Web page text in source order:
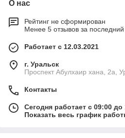
О нас
Рейтинг не сформирован
Менее 5 отзывов за последний
Работает с 12.03.2021
г. Уральск
Проспект Абулхаир хана, 2а,
Контакты
Сегодня работает с 09:00 до
Показать весь график